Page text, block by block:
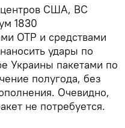
центров США, ВС
1830
ОТР и средствами
удары по
Украины пакетами по
полугода, без
Очевидно,
не потребуется.